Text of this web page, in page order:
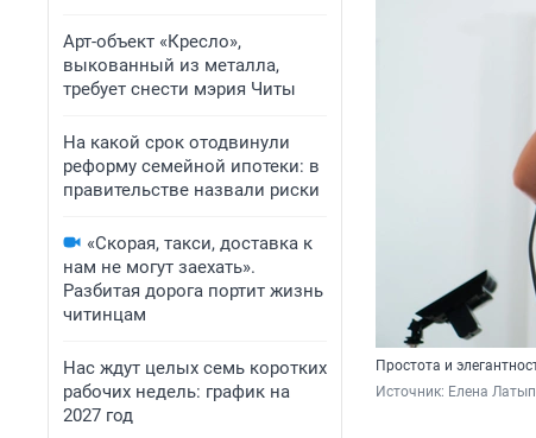
Арт-объект «Кресло»,
выкованный из металла,
требует снести мэрия Читы
На какой срок отодвинули
реформу семейной ипотеки: в
правительстве назвали риски
«Скорая, такси, доставка к
нам не могут заехать».
Разбитая дорога портит жизнь
читинцам
Нас ждут целых семь коротких
рабочих недель: график на
2027 год
Простота и
Источник: Елена